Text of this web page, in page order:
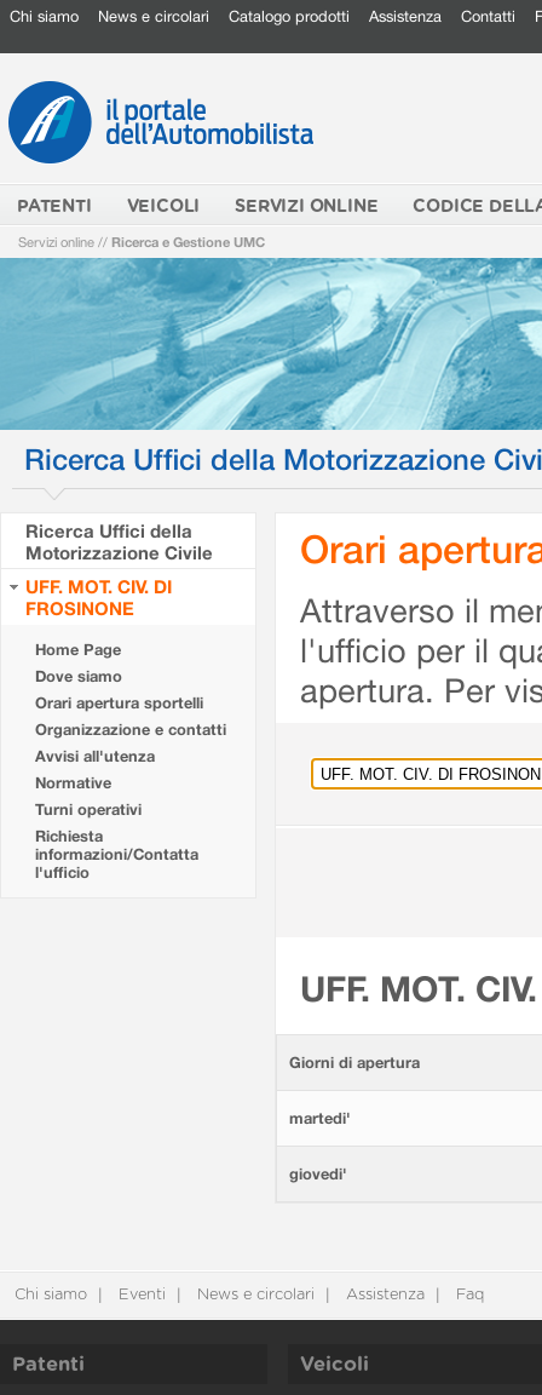
Chi siamo News e circolari Catalogo prodotti Assistenza Contatti
PATENTI VEICOLI SERVIZI ONLINE CODICE
Servizi online // Ricerca e Gestione UMC
Ricerca Uffici della Motorizzazione
Ricerca Uffici della
Motorizzazione Civile
UFF. MOT. CIV. DI
FROSINONE
Home Page
Dove siamo
Orari apertura sportelli
Organizzazione e contatti
Avvisi all'utenza
Normative
Turni operativi
Richiesta
informazioni/Contatta
l'ufficio
Orari
Attraverso il
l'ufficio per il
apertura. Per
UFF. MOT.
Giorni di apertura
martedi'
giovedi'
Chi siamo Eventi News e circolari Assistenza Faq
Patenti Veicoli